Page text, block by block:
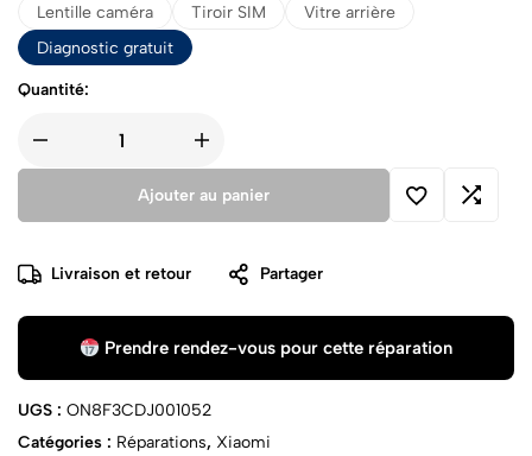
Lentille caméra
Tiroir SIM
Vitre arrière
Diagnostic gratuit
Quantité:
Ajouter au panier
Livraison et retour Partager
Prendre rendez-vous pour cette réparation
UGS : ON8F3CDJ001052
Catégories : Réparations, Xiaomi